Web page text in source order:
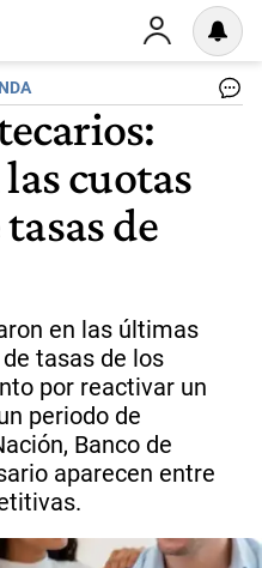
cuotas
de
en las últimas
tasas de los
por reactivar un
periodo de
Banco de
aparecen entre